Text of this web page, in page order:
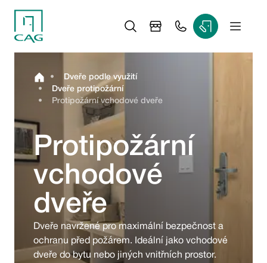
•
Dveře podle využití
•
Dveře protipožární
•
Protipožární vchodové dveře
Protipožární
vchodové
dveře
Dveře navržené pro maximální bezpečnost a
ochranu před požárem. Ideální jako vchodové
dveře do bytu nebo jiných vnitřních prostor.